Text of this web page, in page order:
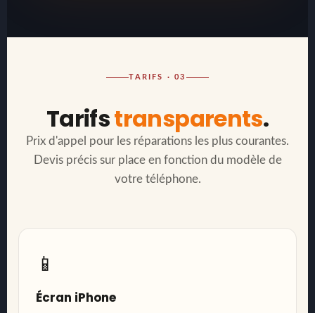
TARIFS · 03
Tarifstransparents.
Prix d'appel pour les réparations les plus courantes.
Devis précis sur place en fonction du modèle de
votre téléphone.
📱
Écran iPhone